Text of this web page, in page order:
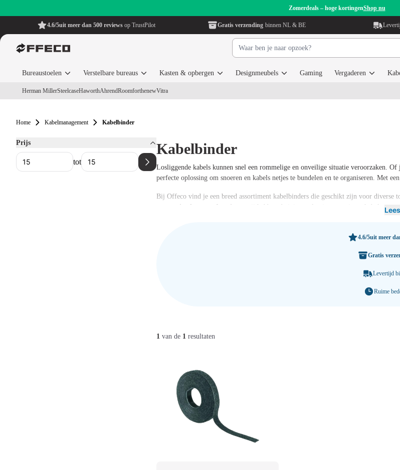
Zomerdeals – hoge kortingenShop nu
4.6/5uit meer dan 500 reviews op TrustPilot Gratis verzending binnen NL & BE
Bureaustoelen Verstelbare bureaus Kasten & opbergen Designmeubels Gaming Vergaderen
Herman MillerSteelcaseHaworthAhrendRoomforthenewVitra
Home Kabelmanagement Kabelbinder
Prijs
tot
Kabelbinder
Losliggende kabels kunnen snel een rommelige en onveilige situatie veroorzaken.
perfecte oplossing om snoeren en kabels netjes te bundelen en te organiseren. Met
Bij Offeco vind je een breed assortiment kabelbinders die geschikt zijn voor diverse
stevige kunststof variant , wij hebben de juiste oplossing voor jouw
4.6/5uit meer
Gratis
Levertijd
Ruime
1 van de 1 resultaten